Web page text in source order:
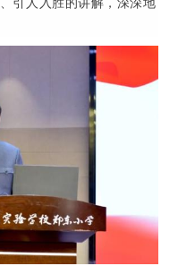
引人入胜的讲解，深深地